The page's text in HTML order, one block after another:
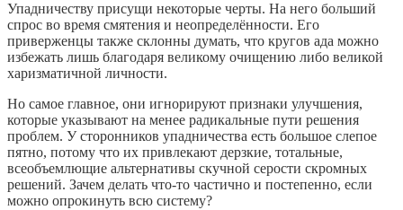
Упадничеству присущи некоторые черты. На него больший
спрос во время смятения и неопределённости. Его
приверженцы также склонны думать, что кругов ада можно
избежать лишь благодаря великому очищению либо великой
харизматичной личности.
Но самое главное, они игнорируют признаки улучшения,
которые указывают на менее радикальные пути решения
проблем. У сторонников упадничества есть большое слепое
пятно, потому что их привлекают дерзкие, тотальные,
всеобъемлющие альтернативы скучной серости скромных
решений. Зачем делать что-то частично и постепенно, если
можно опрокинуть всю систему?